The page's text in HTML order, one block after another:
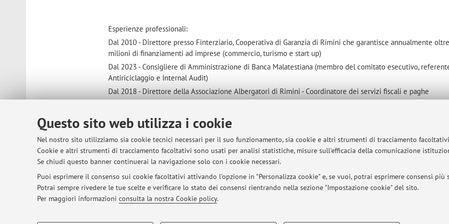
Questo sito web utilizza i cookie
Nel nostro sito utilizziamo sia cookie tecnici necessari per il suo funzionamento, sia cookie e altri strumenti di tracciamento
Cookie e altri strumenti di tracciamento facoltativi sono usati per analisi statistiche, misure sull'efficacia della comunicazione
Se chiudi questo banner continuerai la navigazione solo con i cookie necessari.
Puoi esprimere il consenso sui cookie facoltativi attivando l'opzione in "Personalizza cookie" e, se vuoi, potrai esprimere consensi
Potrai sempre rivedere le tue scelte e verificare lo stato dei consensi rientrando nella sezione "Impostazione cookie" del sito.
Per maggiori informazioni consulta la nostra Cookie policy.
Esperienze professionali:
Dal 2010 - Direttore presso Finterziario, Cooperativa di Garanzia di Rimini che garantisce annualmente
milioni di finanziamenti ad imprese (commercio, turismo e start up)
Dal 2023 - Consigliere di Amministrazione di Banca Malatestiana (membro del comitato esecutivo,
Antiriciclaggio e Internal Audit)
Dal 2018 - Direttore della Associazione Albergatori di Rimini - Coordinatore dei servizi fiscali e paghe
Dal 2019 al 2023 - Membro del Comitato Territoriale Intesa San Paolo
pubblico che erogherà in provincia di Rimini oltre 10 milioni di euro di contributi
Dal 2012 al 2016 - Membro del Comitato Scientifico della Fondazione ITS
Dal 2000 svolge attività di consulenza aziendale, marketing e ricerca di mercato, collaborando con enti
aziende private.